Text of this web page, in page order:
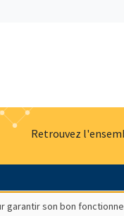
Retrouvez
Hommage à
son bon